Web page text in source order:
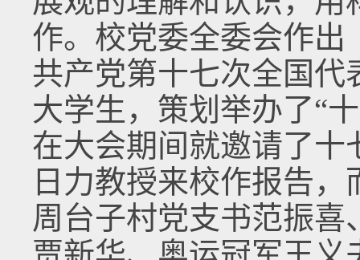
作。校党委全委会作出
共产党第十七次全国
大学生，策划举办了“
在大会期间就邀请了十
日力教授来校作报告
周台子村党支书范振